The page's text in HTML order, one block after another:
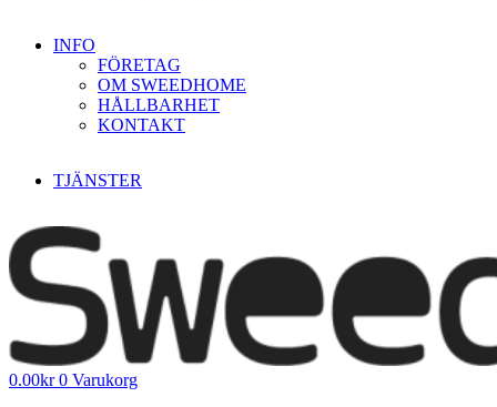
INFO
FÖRETAG
OM SWEEDHOME
HÅLLBARHET
KONTAKT
TJÄNSTER
0.00kr 0 Varukorg